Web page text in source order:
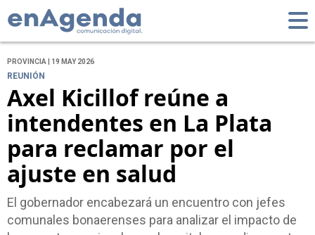
PROVINCIA | 19 MAY 2026
REUNIÓN
Axel Kicillof reúne a
intendentes en La Plata
para reclamar por el
ajuste en salud
El gobernador encabezará un encuentro con jefes
comunales bonaerenses para analizar el impacto de